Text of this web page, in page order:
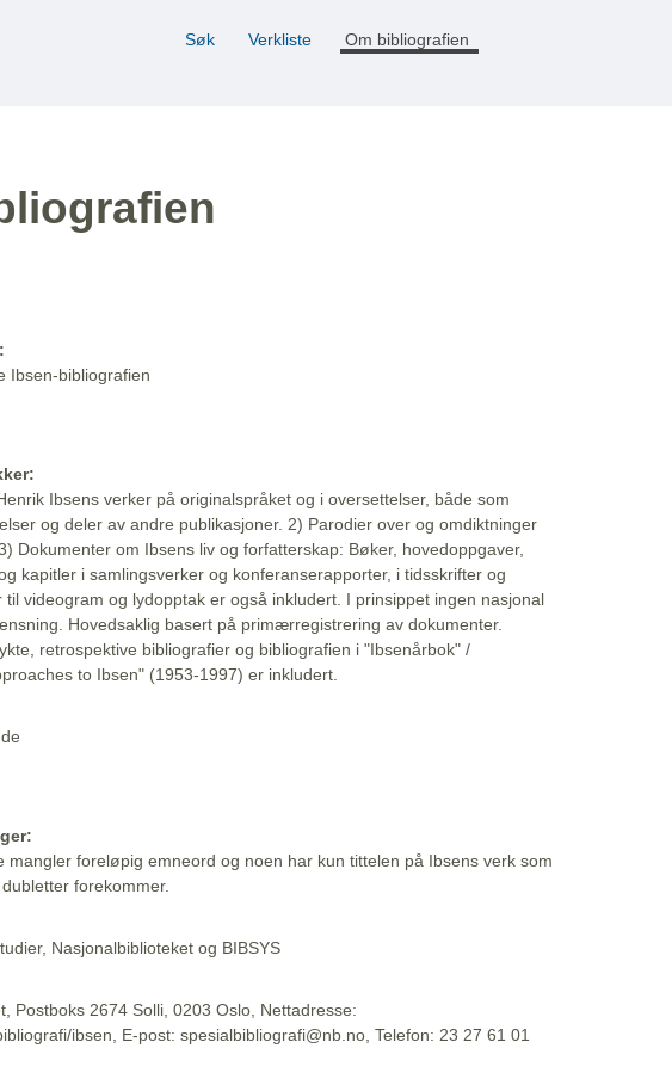
Søk Verkliste Om bibliografien
Ibsen-bibliografien
Ibsens verker på originalspråket og i oversettelser, både som
og deler av andre publikasjoner. 2) Parodier over og omdiktninger
Dokumenter om Ibsens liv og forfatterskap: Bøker, hovedoppgaver,
kapitler i samlingsverker og konferanserapporter, i tidsskrifter og
til videogram og lydopptak er også inkludert. I prinsippet ingen nasjonal
Hovedsaklig basert på primærregistrering av dokumenter.
retrospektive bibliografier og bibliografien i "Ibsenårbok" /
to Ibsen" (1953-1997) er inkludert.
mangler foreløpig emneord og noen har kun tittelen på Ibsens verk som
forekommer.
Nasjonalbiblioteket og BIBSYS
Postboks 2674 Solli, 0203 Oslo, Nettadresse:
ibsen, E-post: spesialbibliografi@nb.no, Telefon: 23 27 61 01